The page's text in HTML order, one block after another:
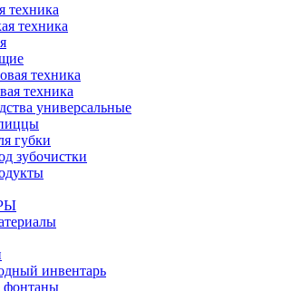
техника
техника
техника
техника
универсальные
губки
зубочистки
инвентарь